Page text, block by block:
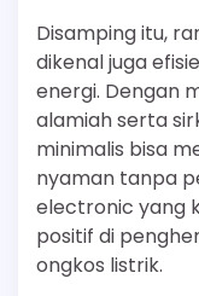
Disamping itu,
dikenal juga
energi. Dengan
alamiah serta
minimalis bisa
nyaman tanpa
electronic yang
positif di
ongkos listrik.